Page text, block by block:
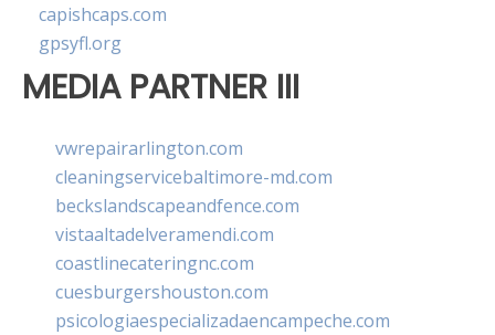
capishcaps.com
gpsyfl.org
MEDIA PARTNER III
vwrepairarlington.com
cleaningservicebaltimore-md.com
beckslandscapeandfence.com
vistaaltadelveramendi.com
coastlinecateringnc.com
cuesburgershouston.com
psicologiaespecializadaencampeche.com